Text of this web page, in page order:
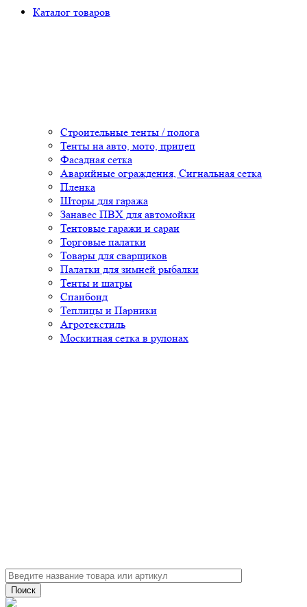
Каталог товаров
Строительные тенты / полога
Тенты на авто, мото, прицеп
Фасадная сетка
Аварийные ограждения, Сигнальная сетка
Пленка
Шторы для гаража
Занавес ПВХ для автомойки
Тентовые гаражи и сараи
Торговые палатки
Товары для сварщиков
Палатки для зимней рыбалки
Тенты и шатры
Спанбонд
Теплицы и Парники
Агротекстиль
Москитная сетка в рулонах